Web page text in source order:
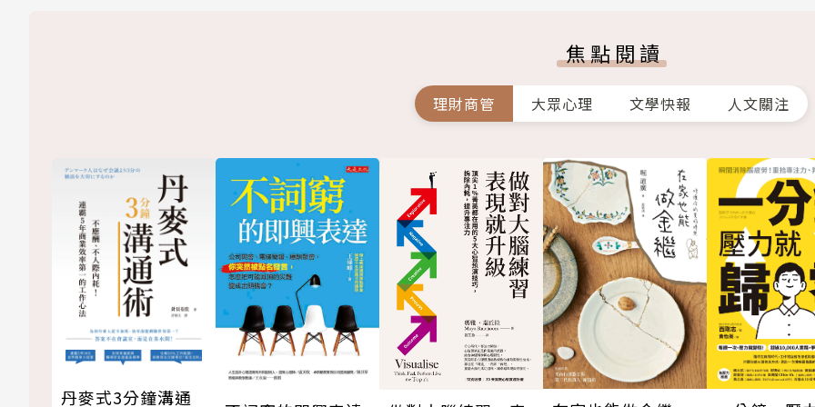
焦點閱讀
理財商管 大眾心理 文學快報 人文關注
丹麥式3分鐘溝通